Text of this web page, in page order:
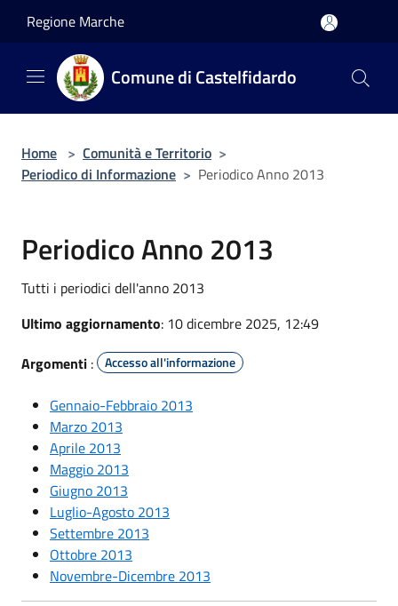
Regione Marche
Comune di Castelfidardo
Home > Comunità e Territorio >
Periodico di Informazione > Periodico Anno 2013
Periodico Anno 2013
Tutti i periodici dell'anno 2013
Ultimo aggiornamento: 10 dicembre 2025, 12:49
Argomenti : Accesso all'informazione
Gennaio-Febbraio 2013
Marzo 2013
Aprile 2013
Maggio 2013
Giugno 2013
Luglio-Agosto 2013
Settembre 2013
Ottobre 2013
Novembre-Dicembre 2013